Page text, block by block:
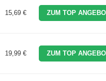
15,69 € ZUM TOP
19,99 € ZUM TOP